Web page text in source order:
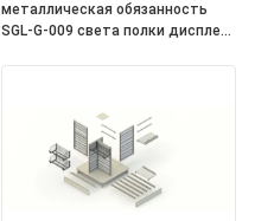
металлическая обязанность
SGL-G-009 света полки дисплея